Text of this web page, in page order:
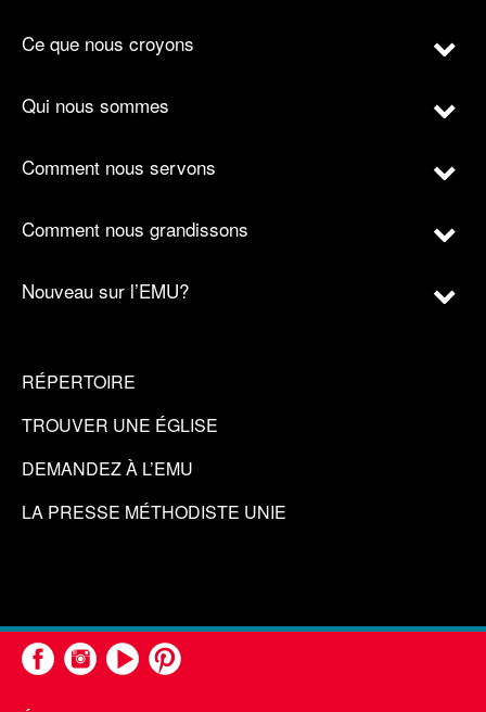
Ce que nous croyons
Qui nous sommes
Comment nous servons
Comment nous grandissons
Nouveau sur l’EMU?
RÉPERTOIRE
TROUVER UNE ÉGLISE
DEMANDEZ À L’EMU
LA PRESSE MÉTHODISTE UNIE